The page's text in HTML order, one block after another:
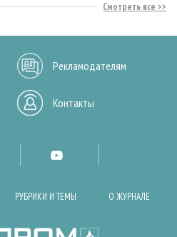
Смотреть все
Рекламодателям
Контакты
РУБРИКИ И ТЕМЫ О ЖУРНАЛЕ